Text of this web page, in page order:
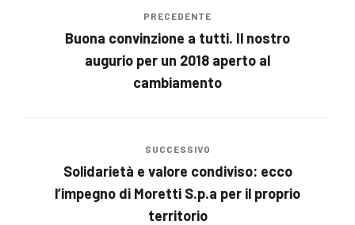
PRECEDENTE
Buona convinzione a tutti. Il nostro
augurio per un 2018 aperto al
cambiamento
SUCCESSIVO
Solidarietà e valore condiviso: ecco
l’impegno di Moretti S.p.a per il proprio
territorio